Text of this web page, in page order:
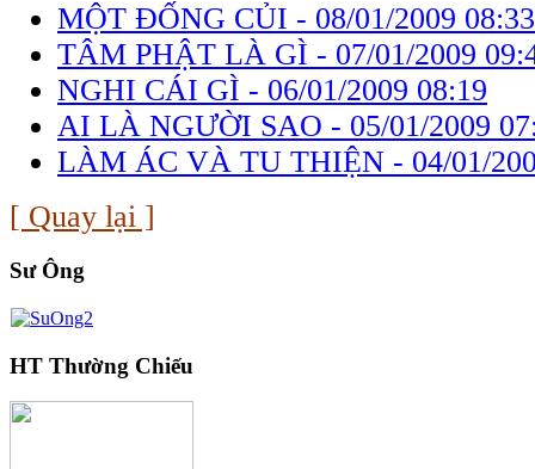
MỘT ĐỐNG CỦI - 08/01/2009 08:33
TÂM PHẬT LÀ GÌ - 07/01/2009
NGHI CÁI GÌ - 06/01/2009 08:19
AI LÀ NGƯỜI SAO - 05/01/2009
LÀM ÁC VÀ TU THIỆN - 04/01/
[ Quay lại ]
Sư Ông
HT Thường Chiếu